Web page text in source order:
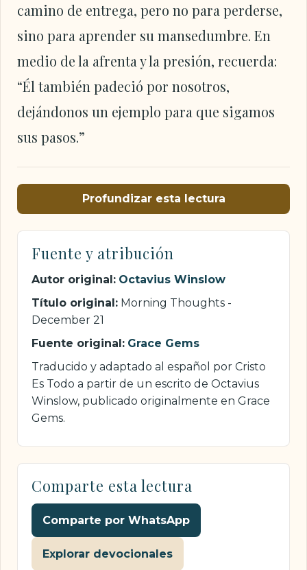
camino de entrega, pero no para perderse,
sino para aprender su mansedumbre. En
medio de la afrenta y la presión, recuerda:
“Él también padeció por nosotros,
dejándonos un ejemplo para que sigamos
sus pasos.”
Profundizar esta lectura
Fuente y atribución
Autor original: Octavius Winslow
Título original: Morning Thoughts -
December 21
Fuente original: Grace Gems
Traducido y adaptado al español por Cristo
Es Todo a partir de un escrito de Octavius
Winslow, publicado originalmente en Grace
Gems.
Comparte esta lectura
Comparte por WhatsApp
Explorar devocionales